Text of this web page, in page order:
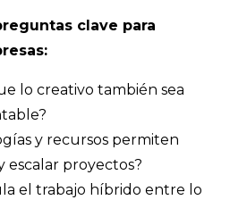
clave para
lo creativo también sea
y recursos permiten
escalar proyectos?
el trabajo híbrido entre lo